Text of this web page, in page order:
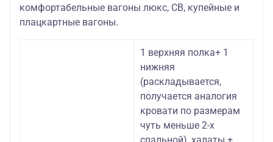
комфортабельные вагоны люкс, СВ, купейные и
плацкартные вагоны.
1 верхняя полка+ 1
нижняя
(раскладывается,
получается аналогия
кровати по размерам
чуть меньше 2-х